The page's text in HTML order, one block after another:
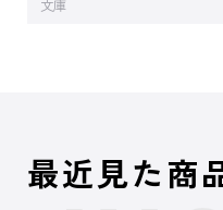
文庫
最近見た商